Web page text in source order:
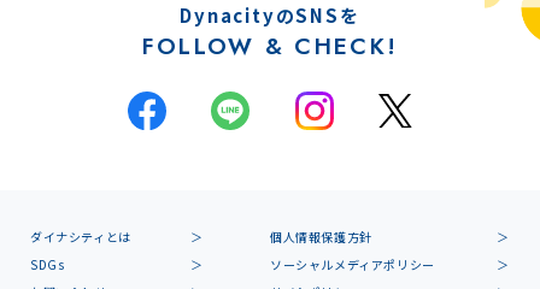
DynacityのSNSを
FOLLOW & CHECK!
ダイナシティとは
個人情報保護方針
SDGs
ソーシャルメディアポリシー